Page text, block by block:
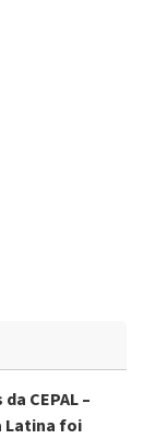
CEPAL –
Latina foi